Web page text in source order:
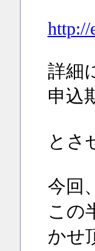
http://
詳細
申込
とさ
今回
この
かせ